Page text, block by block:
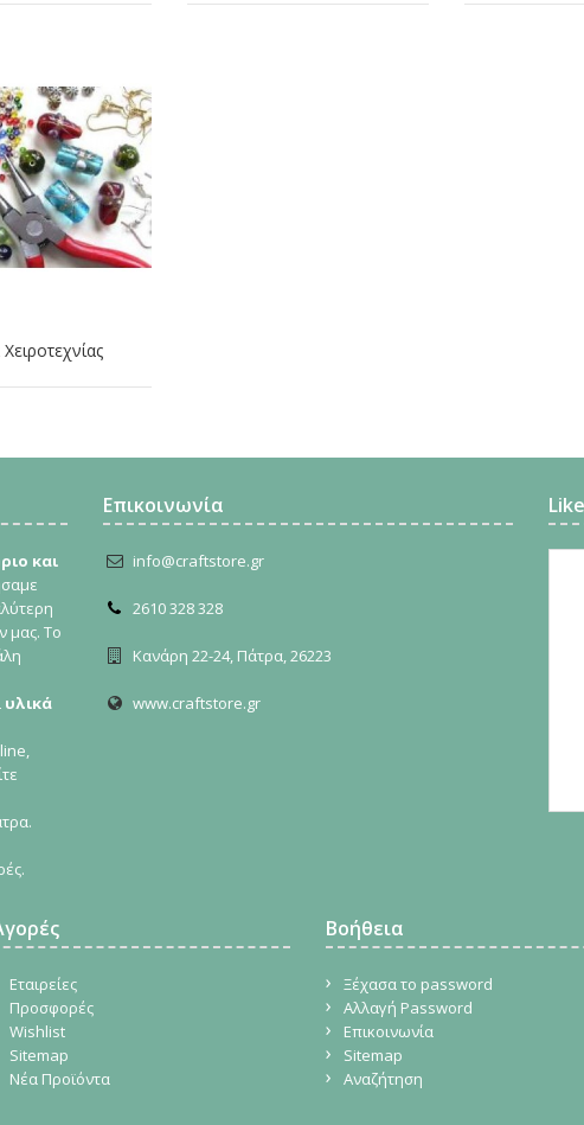
και
μας. Το
υλικά
Επικοινωνία
info@craftstore.gr
2610 328 328
Κανάρη 22-24, Πάτρα, 26223
www.craftstore.gr
Εταιρείες
Προσφορές
Wishlist
Sitemap
Νέα Προϊόντα
Βοήθεια
Ξέχασα το password
Αλλαγή Password
Επικοινωνία
Sitemap
Αναζήτηση